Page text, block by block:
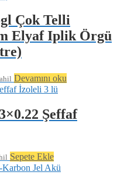
Çok Telli
Elyaf Iplik Örgü
Devamını oku
Şeffaf
Sepete Ekle